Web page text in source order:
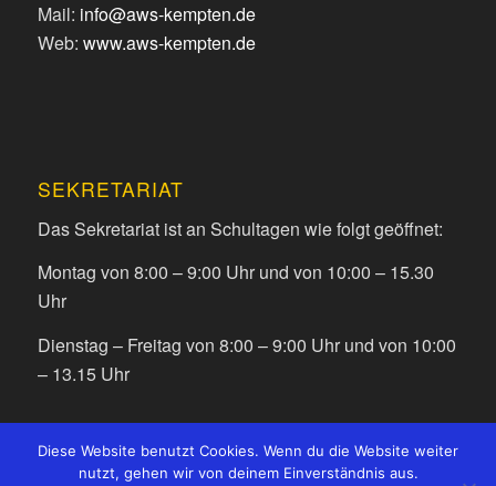
Mail: info@aws-kempten.de
Web: www.aws-kempten.de
SEKRETARIAT
Das Sekretariat ist an Schultagen wie folgt geöffnet:
Montag von 8:00 – 9:00 Uhr und von 10:00 – 15.30
Uhr
Dienstag – Freitag von 8:00 – 9:00 Uhr und von 10:00
– 13.15 Uhr
Diese Website benutzt Cookies. Wenn du die Website weiter
nutzt, gehen wir von deinem Einverständnis aus.